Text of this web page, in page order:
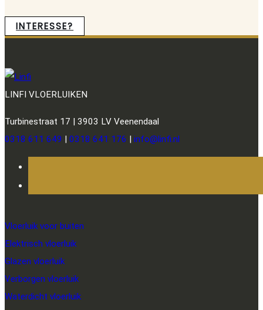
INTERESSE?
LINFI VLOERLUIKEN
Turbinestraat 17 | 3903 LV Veenendaal
0318 611 649 | 0318 641 176 | info@linfi.nl
Vloerluik voor buiten
Elektrisch vloerluik
Glazen vloerluik
Verborgen vloerluik
Waterdicht vloerluik